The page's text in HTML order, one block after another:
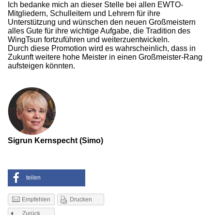
Ich bedanke mich an dieser Stelle bei allen EWTO-
Mitgliedern, Schulleitern und Lehrern für ihre
Unterstützung und wünschen den neuen Großmeistern
alles Gute für ihre wichtige Aufgabe, die Tradition des
WingTsun fortzuführen und weiterzuentwickeln.
Durch diese Promotion wird es wahrscheinlich, dass in
Zukunft weitere hohe Meister in einen Großmeister-Rang
aufsteigen könnten.
Sigrun Kernspecht (Simo)
teilen
Empfehlen Drucken
Zurück